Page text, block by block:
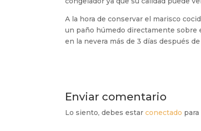
A la hora de conservar el marisco
un paño húmedo directamente sobre
en la nevera más de 3 días después
Enviar comentario
Lo siento, debes estarconectado